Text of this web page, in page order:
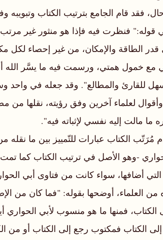
فقد قام الجامع بترتيب الكتاب وتبويبه
قوله:" فنظرت فيه فإذا هو منثور غير
قدر الطاقة والإمكان، من غير إحصاء
مع خمول همتي، ورسمت فيه ما يسَّر الله
للقارئ والمطالع". وقد جعله في واحد
وأقوال لعلماء آخرين وفق رؤيته، نقلها
ما مالت إليه نفسي لإثباته فيه".
مُرَتّب الكتاب عبارات للتّمييز بين ما نقله
-وهو الأصل في ترتيب الكتاب كما تمت
التي أضافها، سواء كانت من فتاوى أبي
من العلماء، أوضحها بقوله: "فما كان من
الكتاب، فمنها ما هو منسوب لأبي الحواري
الكتاب فمكتوب رجع إلى الكتاب أو من